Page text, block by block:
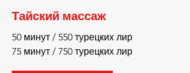
Тайский массаж
50 минут / 550 турецких лир
75 минут / 750 турецких лир